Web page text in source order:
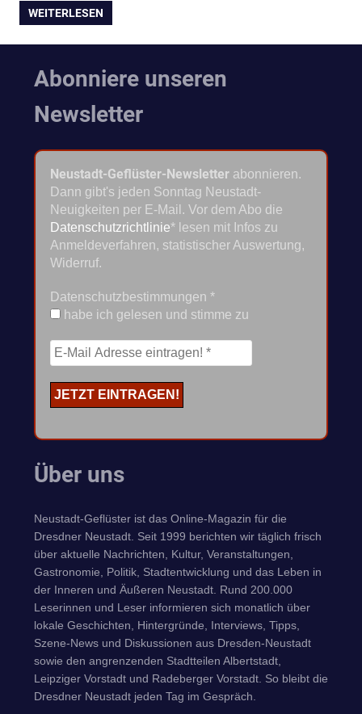
WEITERLESEN
Abonniere unseren
Newsletter
Neustadt-Geflüster-Newsletter abonnieren.
Dann gibt's jeden Sonntag Neustadt-
Neuigkeiten per E-Mail. Vor dem Abo die
Datenschutzrichtlinie* lesen mit Infos zu
Anmeldeverfahren, statistischer Auswertung,
Widerruf.
Datenschutzbestimmungen *
habe ich gelesen und stimme zu
Über uns
Neustadt-Geflüster ist das Online-Magazin für die
Dresdner Neustadt. Seit 1999 berichten wir täglich frisch
über aktuelle Nachrichten, Kultur, Veranstaltungen,
Gastronomie, Politik, Stadtentwicklung und das Leben in
der Inneren und Äußeren Neustadt. Rund 200.000
Leserinnen und Leser informieren sich monatlich über
lokale Geschichten, Hintergründe, Interviews, Tipps,
Szene-News und Diskussionen aus Dresden-Neustadt
sowie den angrenzenden Stadtteilen Albertstadt,
Leipziger Vorstadt und Radeberger Vorstadt. So bleibt die
Dresdner Neustadt jeden Tag im Gespräch.